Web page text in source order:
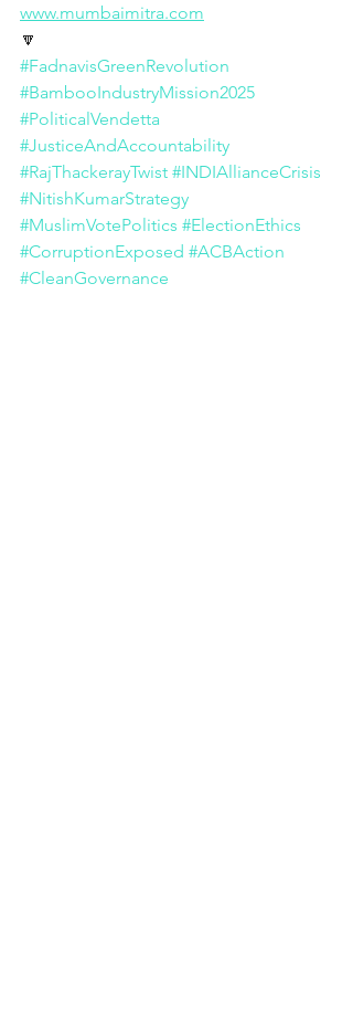
www.mumbaimitra.com
🔽
#FadnavisGreenRevolution
#BambooIndustryMission2025
#PoliticalVendetta
#JusticeAndAccountability
#RajThackerayTwist #INDIAllianceCrisis
#NitishKumarStrategy
#MuslimVotePolitics #ElectionEthics
#CorruptionExposed #ACBAction
#CleanGovernance